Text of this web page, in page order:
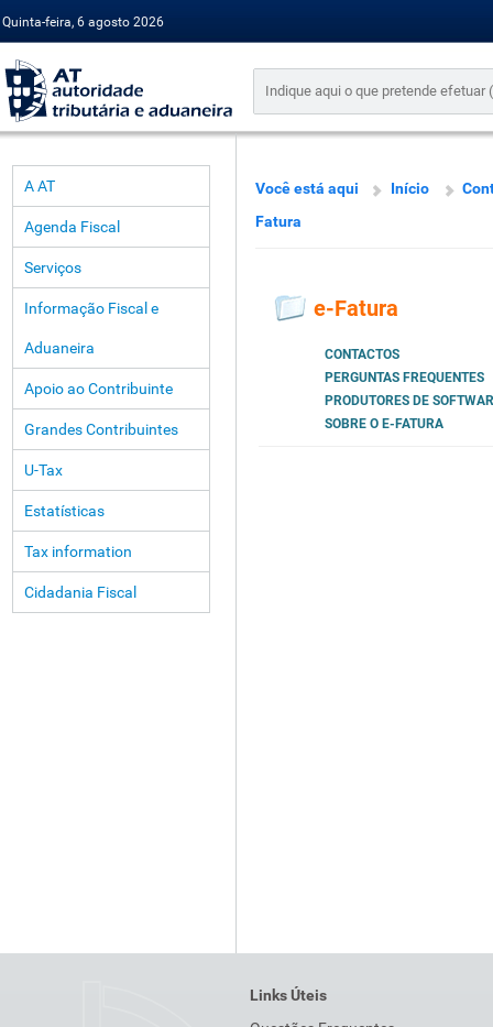
Quinta-feira, 6 agosto 2026
A AT
Agenda Fiscal
Serviços
Informação Fiscal e
Aduaneira
Apoio ao Contribuinte
Grandes Contribuintes
U-Tax
Estatísticas
Tax information
Cidadania Fiscal
Você está aqui Início
Fatura
e-Fatura
CONTACTOS
PERGUNTAS FREQUENTES
PRODUTORES DE
SOBRE O E-FATURA
Links Úteis